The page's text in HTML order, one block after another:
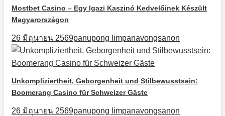
Mostbet Casino – Egy Igazi Kaszinó Kedvelőinek Készült
Magyarországon
26 มิถุนายน 2569panupong limpanavongsanon
Unkompliziertheit, Geborgenheit und Stilbewusstsein:
Boomerang Casino für Schweizer Gäste
26 มิถุนายน 2569panupong limpanavongsanon